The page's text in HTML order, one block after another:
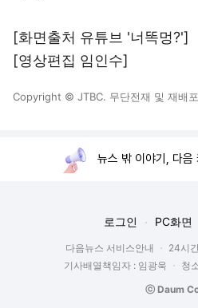
[화면출처 유튜브 '너똑멍?']
[영상편집 임인수]
Copyright © JTBC. 무단전재 및 재배
뉴스 밖 이야기, 다음
로그인 PC화면
다음뉴스 서비스안내 24시
기사배열책임자 : 임광욱
청
ⓒ Daum